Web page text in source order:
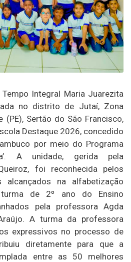
Integral Maria Juarezita
no distrito de Jutaí, Zona
(PE), Sertão do São Francisco,
Destaque 2026, concedido
por meio do Programa
A unidade, gerida pela
foi reconhecida pelos
alcançados na alfabetização
de 2º ano do Ensino
pela professora Agda
A turma da professora
expressivos no processo de
diretamente para que a
entre as 50 melhores